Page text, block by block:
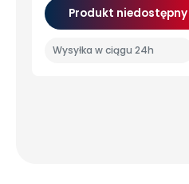
Produkt niedostępny
Wysyłka w ciągu 24h